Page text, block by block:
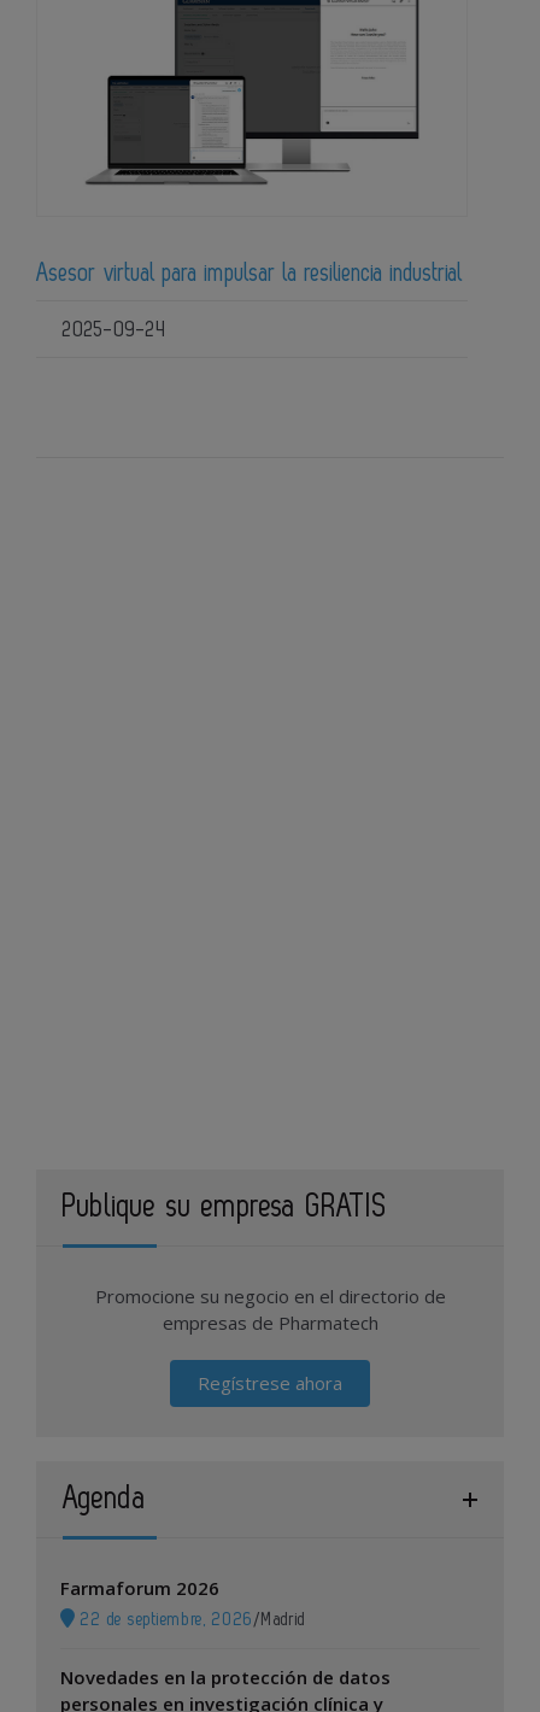
Asesor virtual para impulsar la resiliencia industrial
2025-09-24
Publique su empresa GRATIS
Promocione su negocio en el directorio de
empresas de Pharmatech
Regístrese ahora
Agenda
Farmaforum 2026
22 de septiembre, 2026 / Madrid
Novedades en la protección de datos
personales en investigación clínica y